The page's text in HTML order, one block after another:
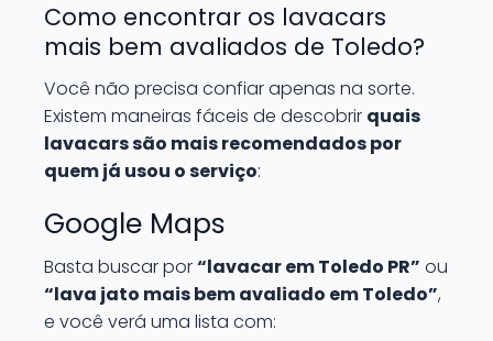
Como encontrar os lavacars
mais bem avaliados de Toledo?
Você não precisa confiar apenas na sorte.
Existem maneiras fáceis de descobrir quais
lavacars são mais recomendados por
quem já usou o serviço:
Google Maps
Basta buscar por“lavacar em Toledo PR” ou
“lava jato mais bem avaliado em Toledo”,
e você verá uma lista com: